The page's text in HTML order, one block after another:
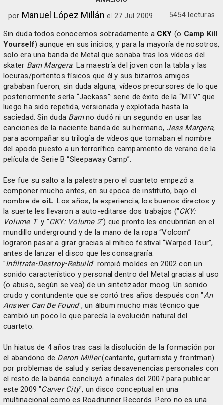
por Manuel López Millánel 27 Jul 2009 5454 lecturas
Sin duda todos conocemos sobradamente a CKY (o Camp Kill
Yourself) aunque en sus inicios, y para la mayoría de nosotros,
solo era una banda de Metal que sonaba tras los vídeos del
skater Bam Margera. La maestría del joven con la tabla y las
locuras/portentos físicos que él y sus bizarros amigos
grababan fueron, sin duda alguna, vídeos precursores de lo que
posteriormente sería “Jackass”: serie de éxito de la “MTV” que
luego ha sido repetida, versionada y explotada hasta la
saciedad. Sin duda Bamno dudó ni un segundo en usar las
canciones de la naciente banda de su hermano, Jess Margera,
para acompañar su trilogía de vídeos que tomaban el nombre
del apodo puesto a un terrorífico campamento de verano de la
película de Serie B “Sleepaway Camp”.
Ese fue su salto a la palestra pero el cuarteto empezó a
componer mucho antes, en su época de instituto, bajo el
nombre de oiL. Los años, la experiencia, los buenos directos y
la suerte les llevaron a auto-editarse dos trabajos ("CKY:
Volume 1" y "CKY: Volume 2") que pronto les encubrirían en el
mundillo underground y de la mano de la ropa “Volcom”
lograron pasar a girar gracias al mítico festival “Warped Tour”,
antes de lanzar el disco que les consagraría.
"Infiltrate•Destroy•Rebuild" rompió moldes en 2002 con un
sonido característico y personal dentro del Metal gracias al uso
(o abuso, según se vea) de un sintetizador moog. Un sonido
crudo y contundente que se cortó tres años después con "An
Answer Can Be Found", un álbum mucho más técnico que
cambió un poco lo que parecía la evolución natural del
cuarteto.
Un hiatus de 4 años tras casi la disolución de la formación por
el abandono de Deron Miller(cantante, guitarrista y frontman)
por problemas de salud y serias desavenencias personales con
el resto de la banda concluyó a finales del 2007 para publicar
este 2009 "Carver City", un disco conceptual en una
multinacional como es Roadrunner Records. Pero no es una